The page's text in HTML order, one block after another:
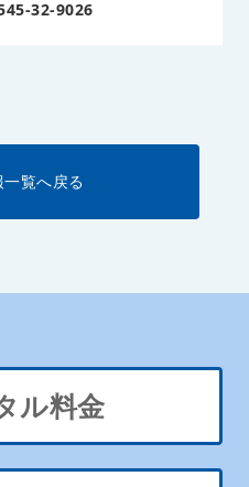
32-9026
覧へ戻る
ル料金